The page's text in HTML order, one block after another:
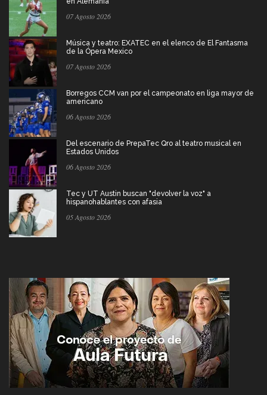
07 Agosto 2026
Música y teatro: EXATEC en el elenco de El Fantasma
de la Ópera Mexico
07 Agosto 2026
Borregos CCM van por el campeonato en liga mayor de
americano
06 Agosto 2026
Del escenario de PrepaTec Qro al teatro musical en
Estados Unidos
06 Agosto 2026
Tec y UT Austin buscan "devolver la voz" a
hispanohablantes con afasia
05 Agosto 2026